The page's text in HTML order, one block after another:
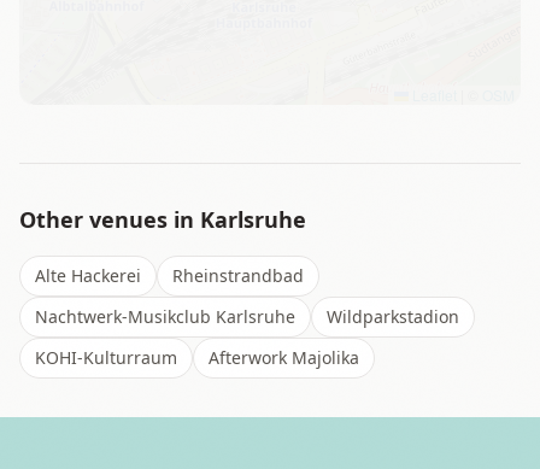
Other venues in Karlsruhe
Alte Hackerei
Rheinstrandbad
Nachtwerk-Musikclub Karlsruhe
Wildparkstadion
KOHI-Kulturraum
Afterwork Majolika